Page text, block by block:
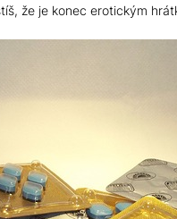
že je konec erotickým